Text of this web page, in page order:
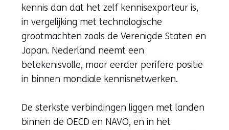
kennis dan dat het zelf kennisexporteur is,
in vergelijking met technologische
grootmachten zoals de Verenigde Staten en
Japan. Nederland neemt een
betekenisvolle, maar eerder perifere positie
in binnen mondiale kennisnetwerken.
De sterkste verbindingen liggen met landen
binnen de OECD en NAVO, en in het